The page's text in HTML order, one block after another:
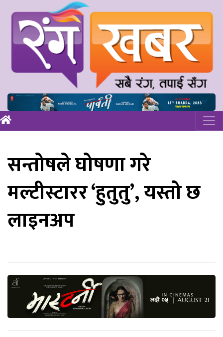
सन्तोषले घोषणा गरे
मल्टीस्टारर ‘हुतुतु’, यस्तो छ
लाइनअप